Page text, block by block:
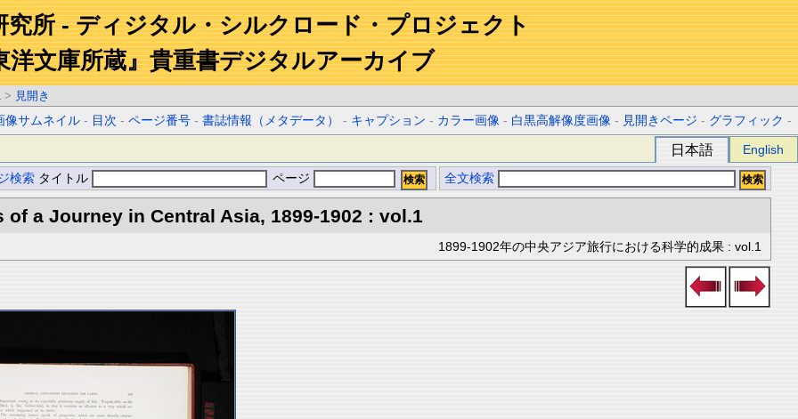
究所 - ディジタル・シルクロード・プロジェクト
洋文庫所蔵』貴重書デジタルアーカイブ
> 見開き
像サムネイル - 目次 -ページ番号 -書誌情報（メタデータ） - キャプション - カラー画像 - 白黒高解像度画像 - 見開きページ - グラフィック -
日本語 English
検索 タイトル ページ 全文検索
a Journey in Central Asia, 1899-1902 : vol.1
1899-1902年の中央アジア旅行における科学的成果 : vol.1